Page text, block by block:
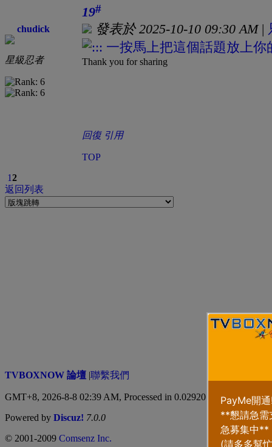
chudick
星級忍者
19#
發表於 2025-10-10 09:30 AM|
Thank you for sharing
回復 引用
TOP
12
返回列表
TVBOXNOW 論壇 |聯繫我們
GMT+8, 2026-8-8 02:39 AM, Processed in 0.029207 second(s), 3
Powered by Discuz! 7.0.0
© 2001-2009 Comsenz Inc.